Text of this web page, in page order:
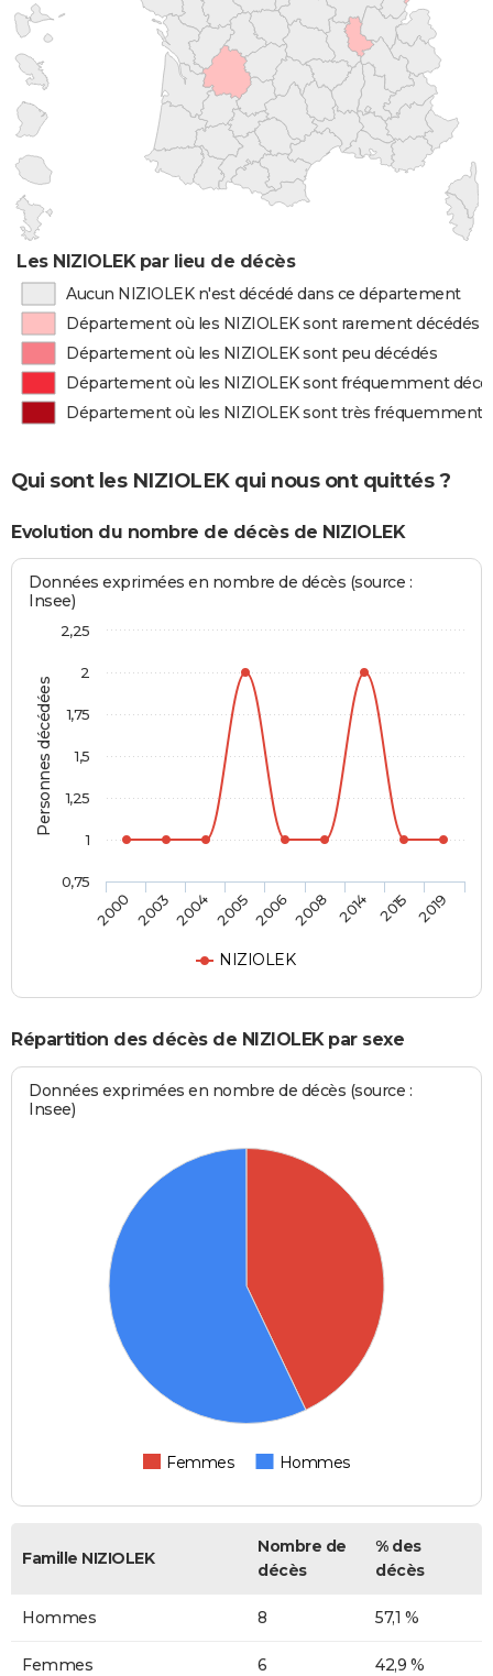
Les NIZIOLEK par lieu de décès
Aucun NIZIOLEK n'est décédé dans ce département
Département où les NIZIOLEK sont rarement décédés
Département où les NIZIOLEK sont peu décédés
Département où les NIZIOLEK sont fréquemment
Département où les NIZIOLEK sont très fréquemment
Qui sont les NIZIOLEK qui nous ont quittés ?
Evolution du nombre de décès de NIZIOLEK
Personnes décédées
Données exprimées en nombre de décès (source :
Insee)
NIZIOLEK
2000 20032004 200520062008 2014 2015 2019
0,75
1
1,25
1,5
1,75
2
2,25
Répartition des décès de NIZIOLEK par sexe
Données exprimées en nombre de décès (source :
Insee)
Femmes Hommes
Famille NIZIOLEK
Nombre de
décès
% des
décès
Hommes 8 57,1 %
Femmes 6 42,9 %